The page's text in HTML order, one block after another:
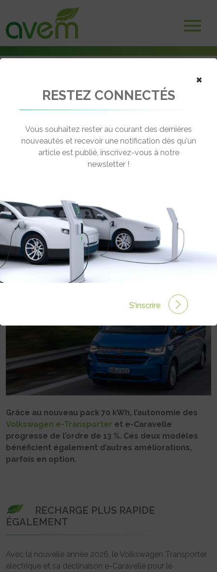
Nouvelle batterie 70 kWh pour Volkswagen e-Transporter et e-
← Revenir aux actualités
NOUVELLE BATTERIE 70 KWH POUR
VOLKSWAGEN E-TRANSPORTER ET
E-CARAVELLE
Rédigé par Philippe Schwoerer le 09 Jan 2026 à 12:08
0 commentaires
Grâce au nouveau pack 70 kWh, l’autonomie des
Volkswagen e-Transporter et e-Caravelle
progresse de l’ordre de 13 %. Ces deux modèles
bénéficient également d’autres améliorations,
parfois en option.
RECHARGE PLUS RAPIDE
ÉGALEMENT
Avec la nouvelle année 2026, le Volkswagen Transporter
électrique et sa déclinaison e-Caravelle pour le
×
RESTEZ CONNECTÉS
Vous souhaitez rester au courant des dernières
nouveautés et recevoir une notification dès qu'un
article est publié, inscrivez-vous à notre
newsletter !
S'inscrire